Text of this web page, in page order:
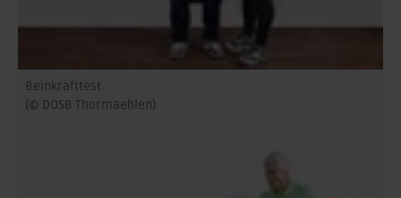
Beinkrafttest
(© DOSB Thormaehlen)